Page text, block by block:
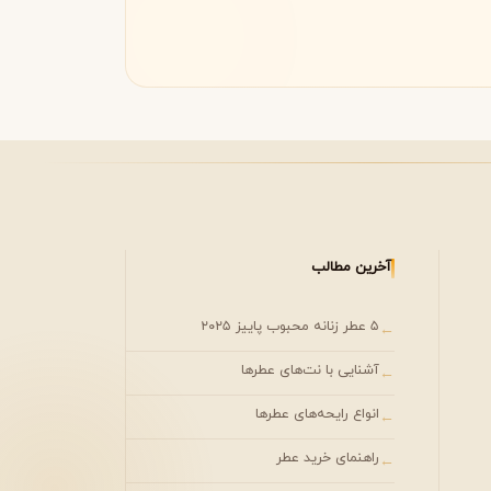
M
آخرین مطالب
← ۵ عطر زنانه محبوب پاییز ۲۰۲۵
←آشنایی با نت‌های عطرها
← انواع رایحه‌های عطرها
← راهنمای خرید عطر